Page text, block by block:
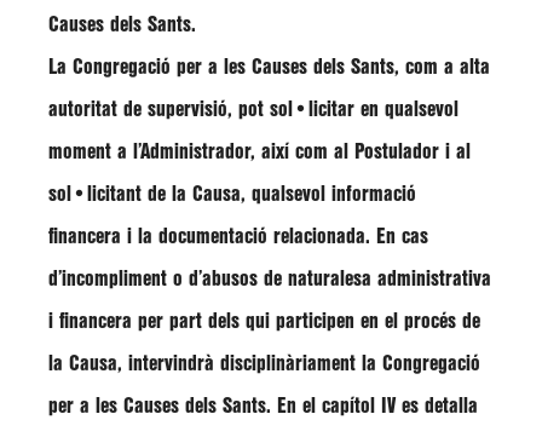
Causes dels Sants.
La Congregació per a les Causes dels Sants, com a alta
autoritat de supervisió, pot sol•licitar en qualsevol
moment a l’Administrador, així com al Postulador i al
sol•licitant de la Causa, qualsevol informació
financera i la documentació relacionada. En cas
d’incompliment o d’abusos de naturalesa administrativa
i financera per part dels qui participen en el procés de
la Causa, intervindrà disciplinàriament la Congregació
per a les Causes dels Sants. En el capítol IV es detalla